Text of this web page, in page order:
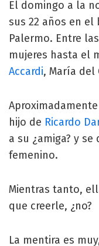
El domingo a la
sus 22 años en el
Palermo. Entre
mujeres hasta el
Accardi, María del
hijo de Ricardo
a su ¿amiga? y
femenino.
Mientras tanto,
que creerle, ¿no?
La mentira es